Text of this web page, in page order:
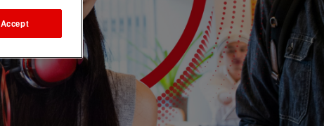
Accept